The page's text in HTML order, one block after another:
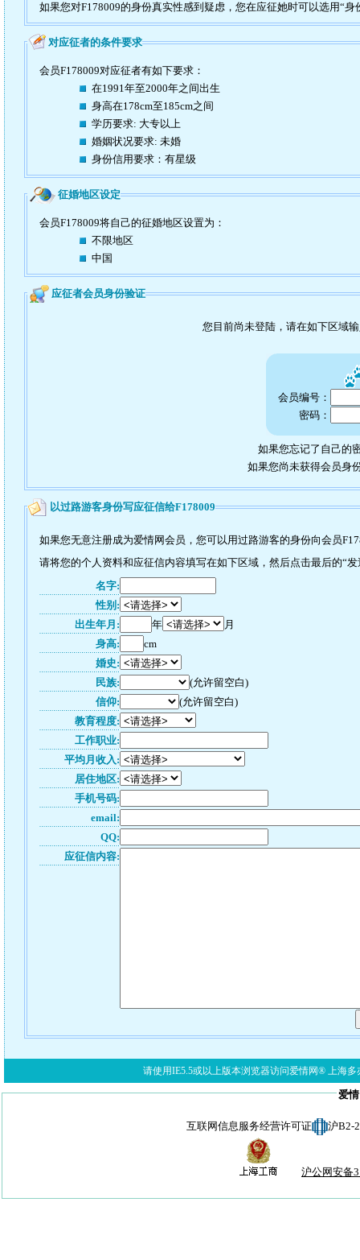
如果您对F178009的身份真实性感到疑虑，您在应征她时可以选用“身
对应征者的条件要求
会员F178009对应征者有如下要求：
在1991年至2000年之间出生
身高在178cm至185cm之间
学历要求: 大专以上
婚姻状况要求: 未婚
身份信用要求：有星级
征婚地区设定
会员F178009将自己的征婚地区设置为：
不限地区
中国
应征者会员身份验证
您目前尚未登陆，请在如下区域
会员编号：
密码：
如果您忘记了自己的
如果您尚未获得会员身
以过路游客身份写应征信给F178009
如果您无意注册成为爱情网会员，您可以用过路游客的身份向会员
请将您的个人资料和应征信内容填写在如下区域，然后点击最后的“
名字:
性别:
出生年月:
年
月
身高:
cm
婚史:
民族:
(允许留空白)
信仰:
(允许留空白)
教育程度:
工作职业:
平均月收入:
居住地区:
手机号码:
email:
QQ:
应征信内容:
请使用IE5.5或以上版本浏览器访问爱情网® 上海多
爱
互联网信息服务经营许可证 沪B2-
沪公网安备